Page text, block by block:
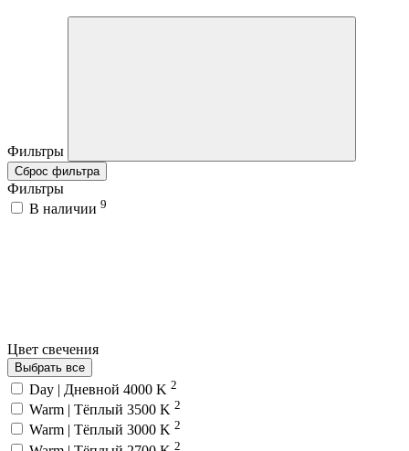
Фильтры
Сброс фильтра
Фильтры
В наличии 9
Цвет свечения
Выбрать все
Day | Дневной 4000 K 2
Warm | Тёплый 3500 K 2
Warm | Тёплый 3000 K 2
2